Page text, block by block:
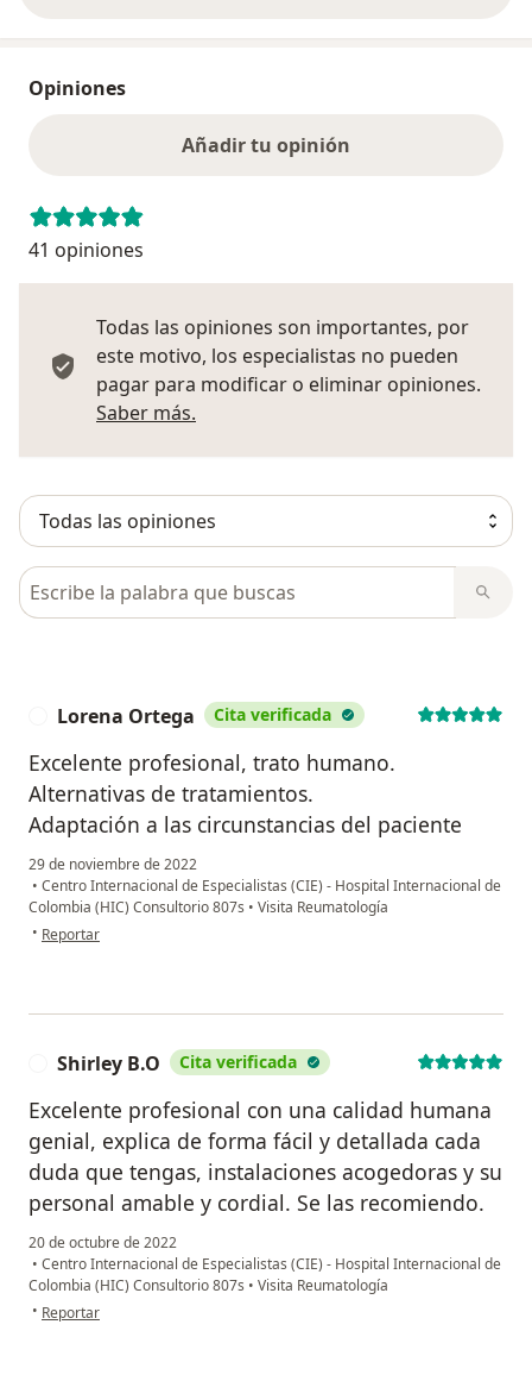
Opiniones
Añadir tu opinión
41 opiniones
Todas las opiniones son importantes, por
este motivo, los especialistas no pueden
pagar para modificar o eliminar opiniones.
Saber más.
Busca en opiniones
Lorena Ortega Cita verificada
Excelente profesional, trato humano.
Alternativas de tratamientos.
Adaptación a las circunstancias del paciente
29 de noviembre de 2022
• Centro Internacional de Especialistas (CIE) - Hospital Internacional de
Colombia (HIC) Consultorio 807s • Visita Reumatología
• en opinión del usuario Lorena Ortega
Reportar
Shirley B.O Cita verificada
Excelente profesional con una calidad humana
genial, explica de forma fácil y detallada cada
duda que tengas, instalaciones acogedoras y su
personal amable y cordial. Se las recomiendo.
20 de octubre de 2022
• Centro Internacional de Especialistas (CIE) - Hospital Internacional de
Colombia (HIC) Consultorio 807s • Visita Reumatología
• en opinión del usuario Shirley B.O
Reportar